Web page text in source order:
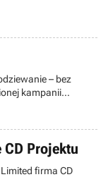
setki fanów
„nic
– bez
kampanii
gra okazała się
firma
Projektu
firma CD